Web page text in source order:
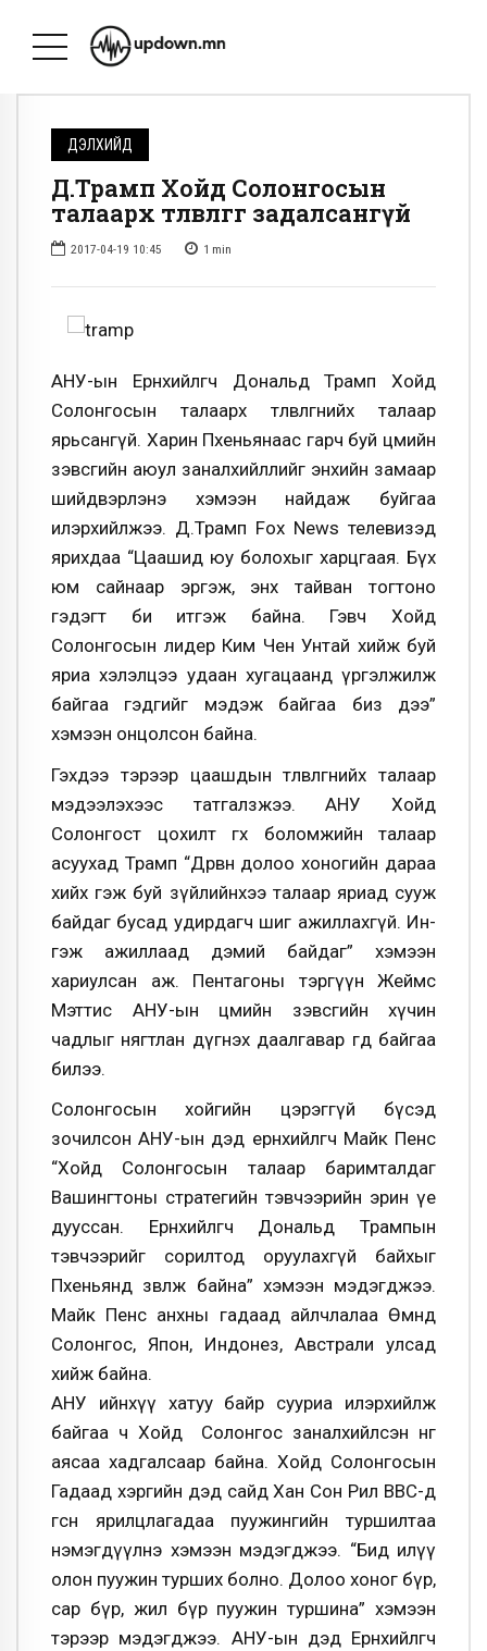
ДЭЛХИЙД
Д.Трамп Хойд Солонгосын
талаарх төлөвлөгөөгөө задалсангүй
2017-04-19 10:45 1 min
АНУ-ын Ерөнхийлөгч Дональд Трамп Хойд
Солонгосын талаарх төлөвлөгөөнийхөө талаар
ярьсангүй. Харин Пхеньянаас гарч буй цөмийн
зэвсгийн аюул заналхийллийг энхийн замаар
шийдвэрлэнэ хэмээн найдаж буйгаа
илэрхийлжээ. Д.Трамп Fox News телевизэд
ярихдаа “Цаашид юу болохыг харцгаая. Бүх
юм сайнаар эргэж, энх тайван тогтоно
гэдэгт би итгэж байна. Гэвч Хойд
Солонгосын лидер Ким Чен Унтай хийж буй
яриа хэлэлцээ удаан хугацаанд үргэлжилж
байгаа гэдгийг мэдэж байгаа биз дээ”
хэмээн онцолсон байна.
Гэхдээ тэрээр цаашдын төлөвлөгөөнийхөө талаар
мэдээлэхээс татгалзжээ. АНУ Хойд
Солонгост цохилт өгөх боломжийн талаар
асуухад Трамп “Дөрвөн долоо хоногийн дараа
хийх гэж буй зүйлийнхээ талаар яриад сууж
байдаг бусад удир­дагч шиг ажиллахгүй. Ин­
гэж ажиллаад дэмий байдаг” хэмээн
хариулсан аж. Пентагоны тэргүүн Жеймс
Мэттис АНУ-ын цөмийн зэвсгийн хүчин
чадлыг нягтлан дүгнэх даал­гавар өгөөд байгаа
билээ.
Солонгосын хойгийн цэрэггүй бүсэд
зочилсон АНУ-ын дэд ерөнхийлөгч Майк Пенс
“Хойд Солонгосын талаар баримталдаг
Вашингтоны стратегийн тэвчээрийн эрин үе
дууссан. Ерөнхийлөгч Дональд Трампын
тэвчээрийг со­рил­тод оруулахгүй байхыг
Пхеньянд зөв­лөж байна” хэмээн мэдэгд­жээ.
Майк Пенс анх­ны гадаад айлчлалаа Өмнөд
Солонгос, Япон, Индонез, Австрали улсад
хийж байна.
АНУ ийнхүү хатуу байр сууриа илэрхийлж
байгаа ч Хойд Солонгос заналхийлсэн өнгө
аясаа хадгалсаар байна. Хойд Солонгосын
Га­даад хэргийн дэд сайд Хан Сон Рил ВВС-д
өгсөн ярилцлагадаа пуужингийн туршилтаа
нэмэгдүүлнэ хэмээн мэдэгджээ. “Бид илүү
олон пуужин турших болно. Долоо хоног бүр,
сар бүр, жил бүр пуужин туршина” хэмээн
тэрээр мэдэгджээ. АНУ-ын дэд Ерөнхийлөгч